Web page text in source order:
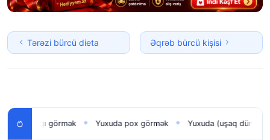
Tərəzi bürcü dieta Əqrəb bürcü kişisi
uşağı görmək ◆ Yuxuda pox görmək ◆ Yuxuda (uşaq dünyaya